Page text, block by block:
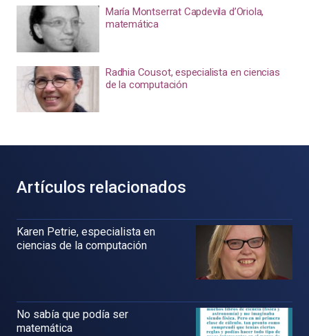
María Montserrat Capdevila d’Oriola,
matemática
Radhia Cousot, especialista en ciencias
de la computación
Artículos relacionados
Karen Petrie, especialista en
ciencias de la computación
No sabía que podía ser
matemática